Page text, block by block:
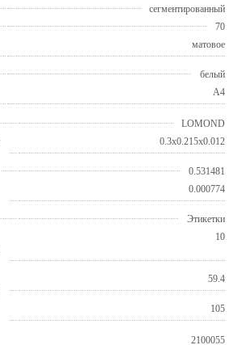
сегментированный
70
матовое
белый
A4
LOMOND
0.3x0.215x0.012
0.531481
0.000774
Этикетки
10
59.4
105
2100055